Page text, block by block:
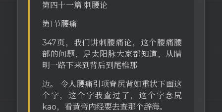
第四十一篇 刺腰论
第1节腰痛
347页，我们讲刺腰痛论，这个腰痛腰
部的问题，足太阳脉大家都知道，从睛
明一路下来到背后到尾椎那
边。 令人腰痛引项脊尻背如重状下面这
个字，这个字我查过了，这个字念尻
kao，看黄帝内经要去查那个辞海。